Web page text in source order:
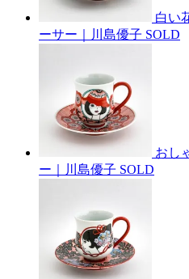
白い
ーサー｜川島優子 SOLD
おし
ー｜川島優子 SOLD